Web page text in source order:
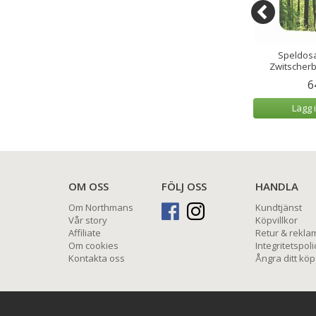
Lägg
OM OSS
Om Northmans
Vår story
Affiliate
Om cookies
Kontakta oss
FÖLJ OSS HANDLA
Kundtjänst
Köpvillkor
Retur &
Ångra ditt köp